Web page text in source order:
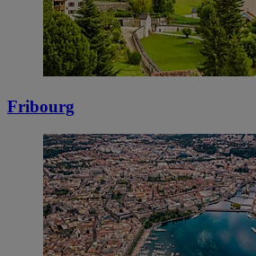
Fribourg